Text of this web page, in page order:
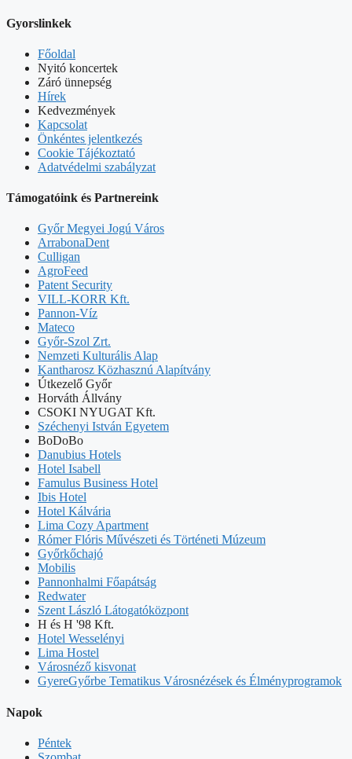
Gyorslinkek
Főoldal
Nyitó koncertek
Záró ünnepség
Hírek
Kedvezmények
Kapcsolat
Önkéntes jelentkezés
Cookie Tájékoztató
Adatvédelmi szabályzat
Támogatóink és Partnereink
Győr Megyei Jogú Város
ArrabonaDent
Culligan
AgroFeed
Patent Security
VILL-KORR Kft.
Pannon-Víz
Mateco
Győr-Szol Zrt.
Nemzeti Kulturális Alap
Kantharosz Közhasznú Alapítvány
Útkezelő Győr
Horváth Állvány
CSOKI NYUGAT Kft.
Széchenyi István Egyetem
BoDoBo
Danubius Hotels
Hotel Isabell
Famulus Business Hotel
Ibis Hotel
Hotel Kálvária
Lima Cozy Apartment
Rómer Flóris Művészeti és Történeti Múzeum
Győrkőchajó
Mobilis
Pannonhalmi Főapátság
Redwater
Szent László Látogatóközpont
H és H '98 Kft.
Hotel Wesselényi
Lima Hostel
Városnéző kisvonat
GyereGyőrbe Tematikus Városnézések és Élményprogramok
Napok
Péntek